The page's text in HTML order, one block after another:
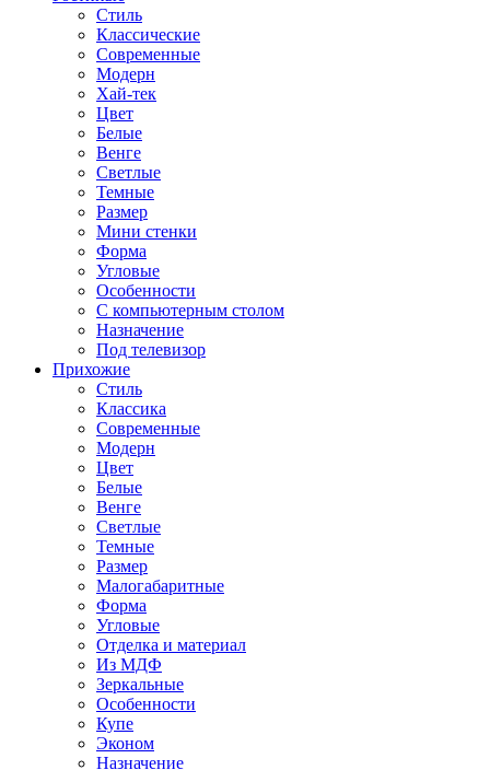
Стиль
Классические
Современные
Модерн
Хай-тек
Цвет
Белые
Венге
Светлые
Темные
Размер
Мини стенки
Форма
Угловые
Особенности
С компьютерным столом
Назначение
Под телевизор
Прихожие
Стиль
Классика
Современные
Модерн
Цвет
Белые
Венге
Светлые
Темные
Размер
Малогабаритные
Форма
Угловые
Отделка и материал
Из МДФ
Зеркальные
Особенности
Купе
Эконом
Назначение